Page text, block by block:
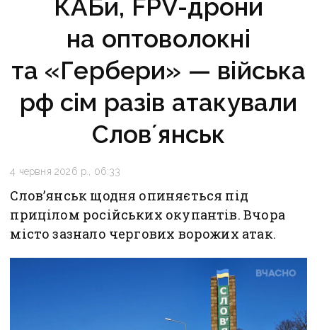
КАБи, FPV-дрони
на оптоволокні
та «Гербери» — війська
рф сім разів атакували
Словʼянськ
4 червня 2026 р., 06:33
Словʼянськ щодня опиняється під
прицілом російських окупантів. Вчора
місто зазнало чергових ворожих атак.